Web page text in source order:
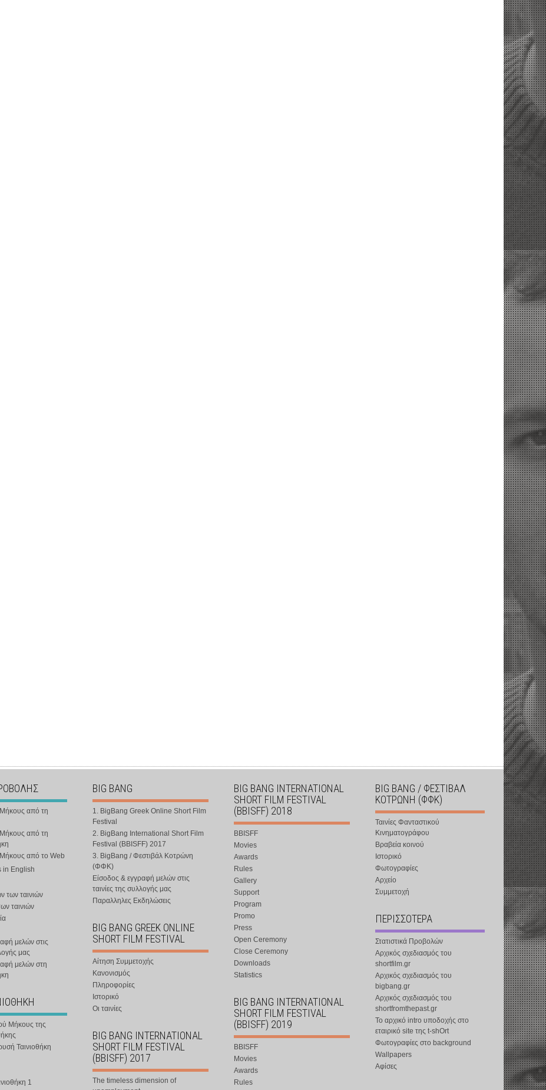
Μήκους από τη
Μήκους από τη
Μήκους από το Web
in English
των ταινιών
ταινιών
μελών στις
μας
μελών στη
Μήκους της
Ταινιοθήκη
1
BIG BANG
1. BigBang Greek Online Short Film
Festival
2. BigBang International Short Film
Festival (BBISFF) 2017
3. BigBang / Φεστιβάλ Κοτρώνη
(ΦΦΚ)
Είσοδος & εγγραφή μελών στις
ταινίες της συλλογής μας
Παραλληλες Εκδηλώσεις
BIG BANG GREEK ONLINE
SHORT FILM FESTIVAL
Αίτηση Συμμετοχής
Κανονισμός
Πληροφορίες
Ιστορικό
Οι ταινίες
BIG BANG INTERNATIONAL
SHORT FILM FESTIVAL
(BBISFF) 2017
The timeless dimension of
BIG BANG INTERNATIONAL
SHORT FILM FESTIVAL
(BBISFF) 2018
BBISFF
Movies
Awards
Rules
Gallery
Support
Program
Promo
Press
Open Ceremony
Close Ceremony
Downloads
Statistics
BIG BANG INTERNATIONAL
SHORT FILM FESTIVAL
(BBISFF) 2019
BBISFF
Movies
Awards
Rules
BIG BANG / ΦΕΣΤΙΒΑΛ
ΚΟΤΡΩΝΗ (ΦΦΚ)
Ταινίες Φανταστικού
Κινηματογράφου
Βραβεία κοινού
Ιστορικό
Φωτογραφίες
Αρχείο
Συμμετοχή
ΠΕΡΙΣΣΟΤΕΡΑ
Στατιστικά Προβολών
Αρχικός σχεδιασμός του
shortfilm.gr
Αρχικός σχεδιασμός του
bigbang.gr
Αρχικός σχεδιασμός του
shortfromthepast.gr
Το αρχικό intro υποδοχής στο
εταιρικό site της t-shOrt
Φωτογραφίες στο background
Wallpapers
Αφίσες